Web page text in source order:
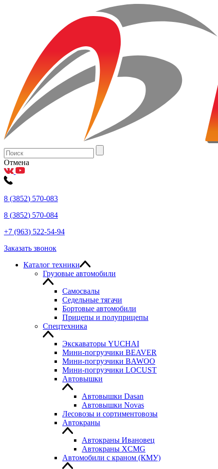
Отмена
8 (3852) 570-083
8 (3852) 570-084
+7 (963) 522-54-94
Заказать звонок
Каталог техники
Грузовые автомобили
Самосвалы
Седельные тягачи
Бортовые автомобили
Прицепы и полуприцепы
Спецтехника
Экскаваторы YUCHAI
Мини-погрузчики BEAVER
Мини-погрузчики BAWOO
Мини-погрузчики LOCUST
Автовышки
Автовышки Dasan
Автовышки Novas
Лесовозы и сортиментовозы
Автокраны
Автокраны Ивановец
Автокраны XCMG
Автомобили с краном (КМУ)